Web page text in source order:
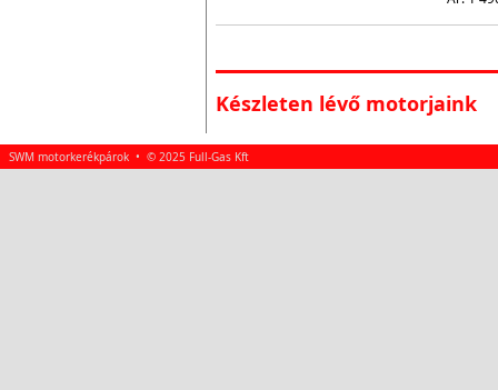
Készleten lévő motorjaink
SWM motorkerékpárok • © 2025 Full-Gas Kft